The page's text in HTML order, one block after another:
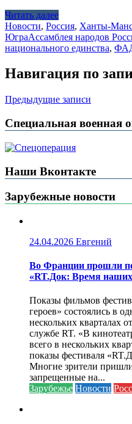
Читать далее
Новости, Россия, Ханты-
ЮграАссамблея народов
национального единства,
Навигация по
Предыдущие записи
Специальная военная
Наши Вконтакте
Зарубежные новости
24.04.2026 Евгений
Во Франции прошли
«RT.Док: Время наших
Показы фильмов
героев» состоялись в
нескольких кварталах
службе RT. «В
всего в нескольких
показы фестиваля
Многие зрители
запрещенные на...
Зарубежье Новости